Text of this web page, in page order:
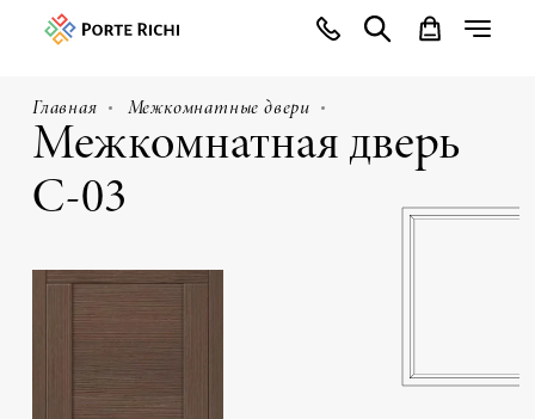
Главная Межкомнатные двери
Межкомнатная дверь
С-03